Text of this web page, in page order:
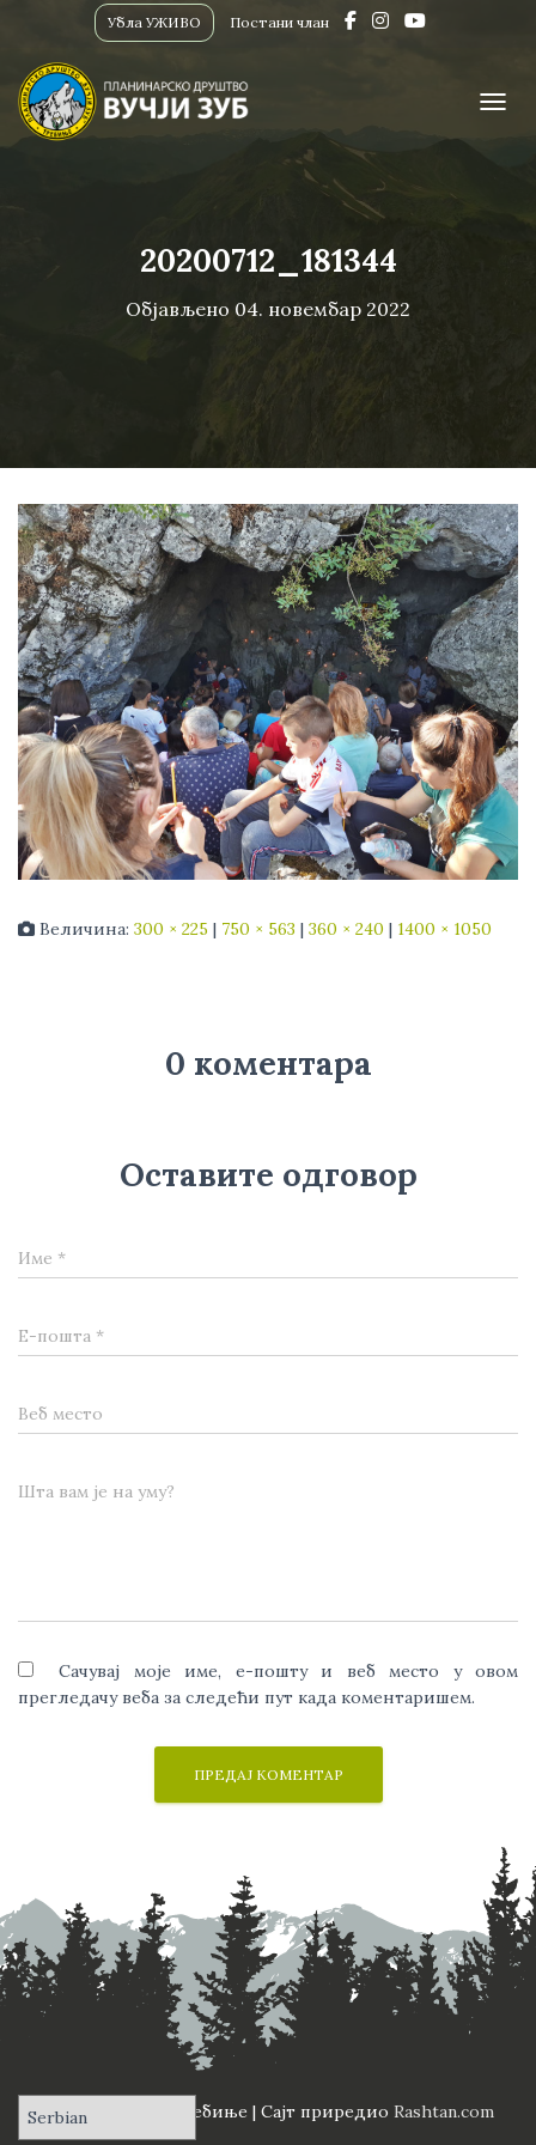
Убла УЖИВО Постани члан
20200712_181344
Објављено 04. новембар 2022
Величина: 300 × 225 | 750 × 563 | 360 × 240 | 1400 × 1050
0 коментара
Оставите одговор
Име *
Е-пошта *
Веб место
Шта вам је на уму?
Сачувај моје име, е-пошту и веб место у овом
прегледачу веба за следећи пут када коментаришем.
ПД "Вучји Зуб" Требиње | Сајт приредио Rashtan.com